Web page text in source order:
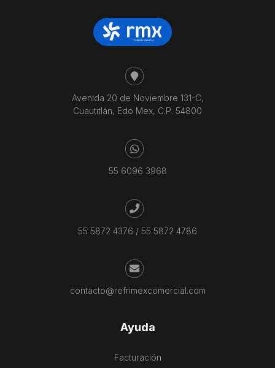
Avenida 20 de Noviembre 131-C,
Cuautitlán, Edo Mex, C.P. 54800
55 6096 3968
55 5872 4376 / 55 5872 4786
contacto@refrimexcomercial.com
Ayuda
Facturación